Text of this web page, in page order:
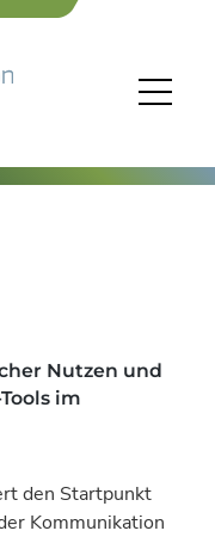
Nutzen und
im
den Startpunkt
Kommunikation